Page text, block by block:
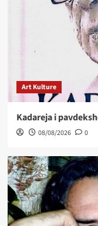
Art Kulture
Kadareja i
08/08/2026 0